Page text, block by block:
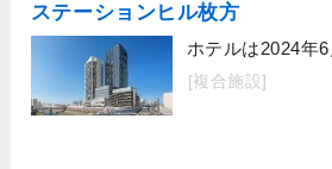
ステーションヒル枚方
ホテルは2024年
[複合施設]